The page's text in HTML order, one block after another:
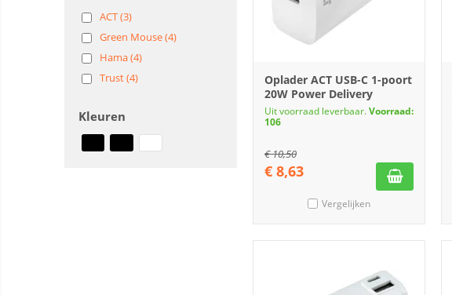
ACT (3)
Green Mouse (4)
Hama (4)
Trust (4)
Kleuren
Oplader ACT USB-C 1-poort
20W Power Delivery
Uit voorraad leverbaar.Voorraad:
106
€10,50
€ 8,63
Vergelijken